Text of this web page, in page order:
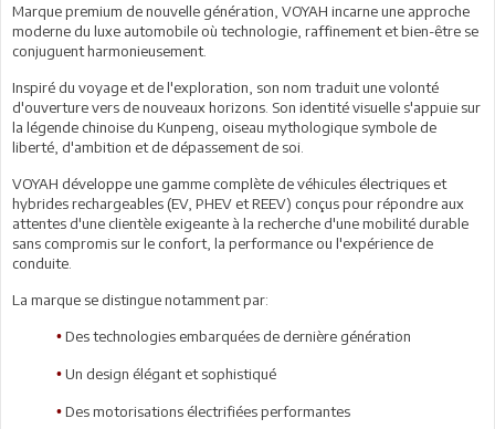
Marque premium de nouvelle génération, VOYAH incarne une approche
moderne du luxe automobile où technologie, raffinement et bien-être se
conjuguent harmonieusement.
Inspiré du voyage et de l'exploration, son nom traduit une volonté
d'ouverture vers de nouveaux horizons. Son identité visuelle s'appuie sur
la légende chinoise du Kunpeng, oiseau mythologique symbole de
liberté, d'ambition et de dépassement de soi.
VOYAH développe une gamme complète de véhicules électriques et
hybrides rechargeables (EV, PHEV et REEV) conçus pour répondre aux
attentes d'une clientèle exigeante à la recherche d'une mobilité durable
sans compromis sur le confort, la performance ou l'expérience de
conduite.
La marque se distingue notamment par:
• Des technologies embarquées de dernière génération
• Un design élégant et sophistiqué
• Des motorisations électrifiées performantes